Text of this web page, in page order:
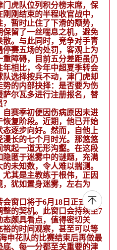
虎队位列积分榜末席，保
刚结束的半程收官战中，
暂时止住了下滑的颓势，
留了一丝喘息之机，避免
。与此同时，竞争对手青
赛五场的处罚，客观上为
障碍，目前五分差距虽仍
相比，今年中超夏季转会
选择按兵不动，津门虎却
的内部抉择：是否要为伤
尔瓦多进行注册报名，替
赛季初便因伤病原因未进
复阶段。近期，他已开始
逐步向好。然而，自他上
长的七个月时光。那悠悠
起一道无形沟壑。在这段
匿于迷雾中的谜题，充满
未知数，令人难以揣测。
其是主教练于根伟，正因
犹如置身迷雾，左右为
窗口将于6月18日正式开
的契机。此窗口会持续至7
态颇具看点，值得密切关
的时间观察，甚至可以等
申花队的比赛结束后再做最
、每一分都至关重要的津